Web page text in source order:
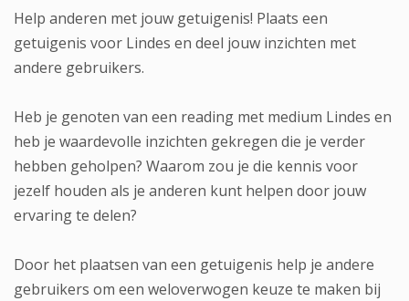
Help anderen met jouw getuigenis! Plaats een
getuigenis voor Lindes en deel jouw inzichten met
andere gebruikers.
Heb je genoten van een reading met medium Lindes en
heb je waardevolle inzichten gekregen die je verder
hebben geholpen? Waarom zou je die kennis voor
jezelf houden als je anderen kunt helpen door jouw
ervaring te delen?
Door het plaatsen van een getuigenis help je andere
gebruikers om een weloverwogen keuze te maken bij